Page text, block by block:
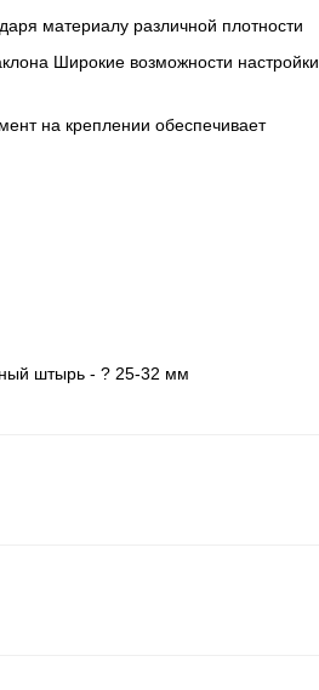
материалу различной плотности
Широкие возможности настройки
на креплении обеспечивает
штырь - ? 25-32 мм